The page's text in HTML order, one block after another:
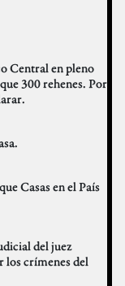
Central en pleno
300 rehenes. Por
Casas en el País
del juez
los crímenes del